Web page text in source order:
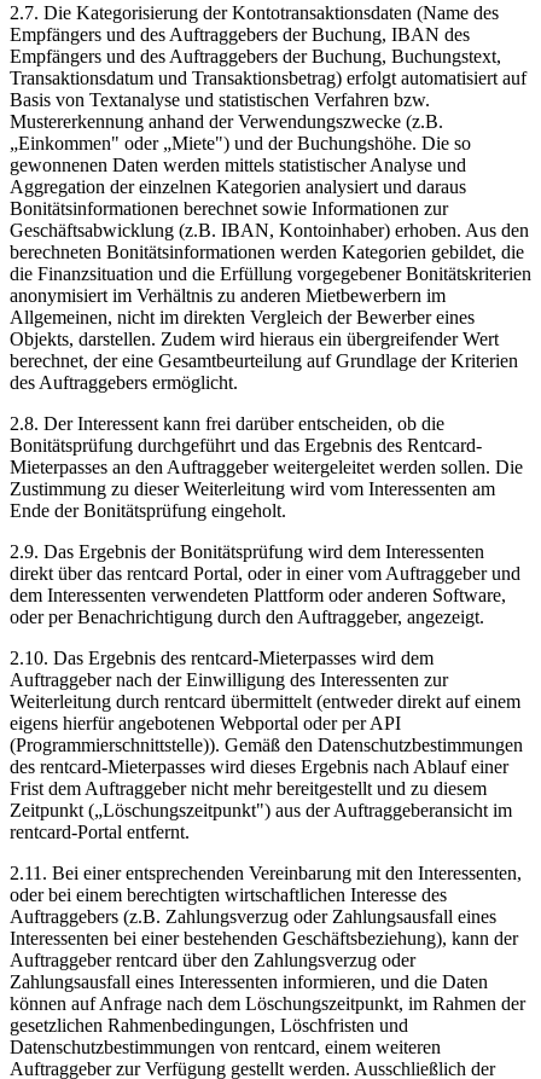
2.7. Die Kategorisierung der Kontotransaktionsdaten (Name des
Empfängers und des Auftraggebers der Buchung, IBAN des
Empfängers und des Auftraggebers der Buchung, Buchungstext,
Transaktionsdatum und Transaktionsbetrag) erfolgt automatisiert auf
Basis von Textanalyse und statistischen Verfahren bzw.
Mustererkennung anhand der Verwendungszwecke (z.B.
„Einkommen" oder „Miete") und der Buchungshöhe. Die so
gewonnenen Daten werden mittels statistischer Analyse und
Aggregation der einzelnen Kategorien analysiert und daraus
Bonitätsinformationen berechnet sowie Informationen zur
Geschäftsabwicklung (z.B. IBAN, Kontoinhaber) erhoben. Aus den
berechneten Bonitätsinformationen werden Kategorien gebildet, die
die Finanzsituation und die Erfüllung vorgegebener Bonitätskriterien
anonymisiert im Verhältnis zu anderen Mietbewerbern im
Allgemeinen, nicht im direkten Vergleich der Bewerber eines
Objekts, darstellen. Zudem wird hieraus ein übergreifender Wert
berechnet, der eine Gesamtbeurteilung auf Grundlage der Kriterien
des Auftraggebers ermöglicht.
2.8. Der Interessent kann frei darüber entscheiden, ob die
Bonitätsprüfung durchgeführt und das Ergebnis des Rentcard-
Mieterpasses an den Auftraggeber weitergeleitet werden sollen. Die
Zustimmung zu dieser Weiterleitung wird vom Interessenten am
Ende der Bonitätsprüfung eingeholt.
2.9. Das Ergebnis der Bonitätsprüfung wird dem Interessenten
direkt über das rentcard Portal, oder in einer vom Auftraggeber und
dem Interessenten verwendeten Plattform oder anderen Software,
oder per Benachrichtigung durch den Auftraggeber, angezeigt.
2.10. Das Ergebnis des rentcard-Mieterpasses wird dem
Auftraggeber nach der Einwilligung des Interessenten zur
Weiterleitung durch rentcard übermittelt (entweder direkt auf einem
eigens hierfür angebotenen Webportal oder per API
(Programmierschnittstelle)). Gemäß den Datenschutzbestimmungen
des rentcard-Mieterpasses wird dieses Ergebnis nach Ablauf einer
Frist dem Auftraggeber nicht mehr bereitgestellt und zu diesem
Zeitpunkt („Löschungszeitpunkt") aus der Auftraggeberansicht im
rentcard-Portal entfernt.
2.11. Bei einer entsprechenden Vereinbarung mit den Interessenten,
oder bei einem berechtigten wirtschaftlichen Interesse des
Auftraggebers (z.B. Zahlungsverzug oder Zahlungsausfall eines
Interessenten bei einer bestehenden Geschäftsbeziehung), kann der
Auftraggeber rentcard über den Zahlungsverzug oder
Zahlungsausfall eines Interessenten informieren, und die Daten
können auf Anfrage nach dem Löschungszeitpunkt, im Rahmen der
gesetzlichen Rahmenbedingungen, Löschfristen und
Datenschutzbestimmungen von rentcard, einem weiteren
Auftraggeber zur Verfügung gestellt werden. Ausschließlich der